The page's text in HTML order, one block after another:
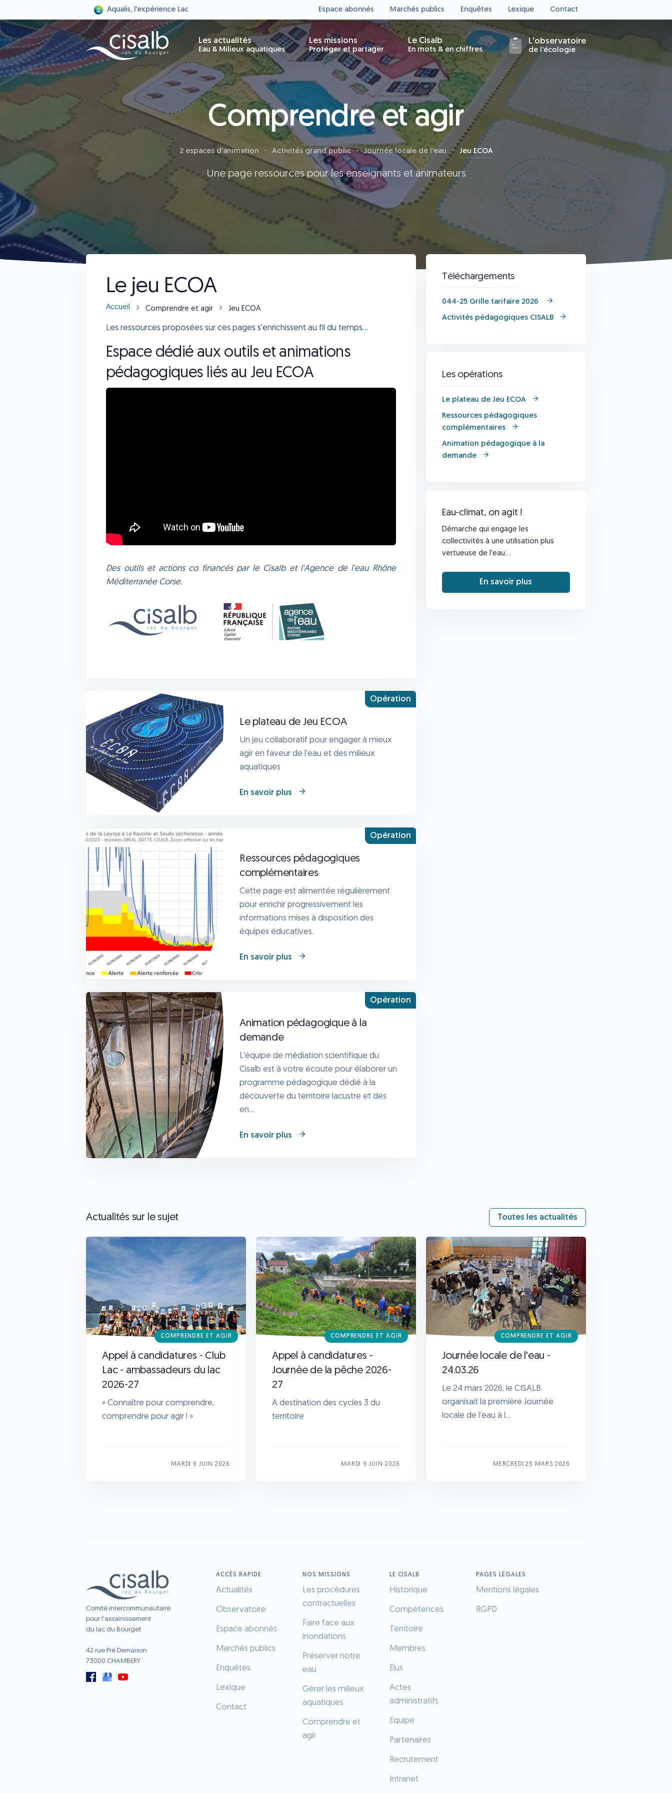
Aqualis, l'expérience Lac Espace abonnés Marchés publics Enquêtes Lexique Contact
Les actualités
Eau & Milieux aquatiques
Les missions
Protéger et partager
Le Cisalb
En mots & en chiffres
L'observatoire
de l'écologie
Comprendre et agir
2 espaces d'animation Activités grand public Journée locale de l'eau Jeu ECOA
Une page ressources pour les enseignants et animateurs
Le jeu ECOA
Accueil Comprendre et agir Jeu ECOA
Les ressources proposées sur ces pages s'enrichissent au fil du temps...
Espace dédié aux outils et animations
pédagogiques liés au Jeu ECOA
Des outils et actions co financés par le Cisalb et l'Agence de l'eau Rhône
Méditerranée Corse.
Opération
Le plateau de Jeu ECOA
Un jeu collaboratif pour engager à mieux
agir en faveur de l'eau et des milieux
aquatiques
En savoir plus
Opération
Ressources pédagogiques
complémentaires
Cette page est alimentée régulièrement
pour enrichir progressivement les
informations mises à disposition des
équipes éducatives.
En savoir plus
Opération
Animation pédagogique à la
demande
L'équipe de médiation scientifique du
Cisalb est à votre écoute pour élaborer un
programme pédagogique dédié à la
découverte du territoire lacustre et des
en...
En savoir plus
Téléchargements
044-25 Grille tarifaire 2026 ​
Activités pédagogiques CISALB​
Les opérations
Le plateau de Jeu ECOA
Ressources pédagogiques
complémentaires
Animation pédagogique à la
demande
Eau-climat, on agit !
Démarche qui engage les
collectivités à une utilisation plus
vertueuse de l'eau...
En savoir plus
Actualités sur le sujet Toutes les actualités
COMPRENDRE ET AGIR
Appel à candidatures - Club
Lac - ambassadeurs du lac
2026-27
« Connaître pour comprendre,
comprendre pour agir ! »
MARDI 9 JUIN 2026
COMPRENDRE ET AGIR
Appel à candidatures -
Journée de la pêche 2026-
27
A destination des cycles 3 du
territoire
MARDI 9 JUIN 2026
COMPRENDRE ET AGIR
Journée locale de l'eau -
24.03.26
Le 24 mars 2026, le CISALB
organisait la première Journée
locale de l’eau à l...
MERCREDI 25 MARS 2026
Comité intercommunautaire
pour l'assainissement
du lac du Bourget
42 rue Pré Demaison
73000 CHAMBERY
ACCÈS RAPIDE
Actualités
Observatoire
Espace abonnés
Marchés publics
Enquêtes
Lexique
Contact
NOS MISSIONS
Les procédures
contractuelles
Faire face aux
inondations
Préserver notre
eau
Gérer les milieux
aquatiques
Comprendre et
agir
LE CISALB
Historique
Compétences
Territoire
Membres
Elus
Actes
administratifs
Equipe
Partenaires
Recrutement
Intranet
PAGES LÉGALES
Mentions légales
RGPD